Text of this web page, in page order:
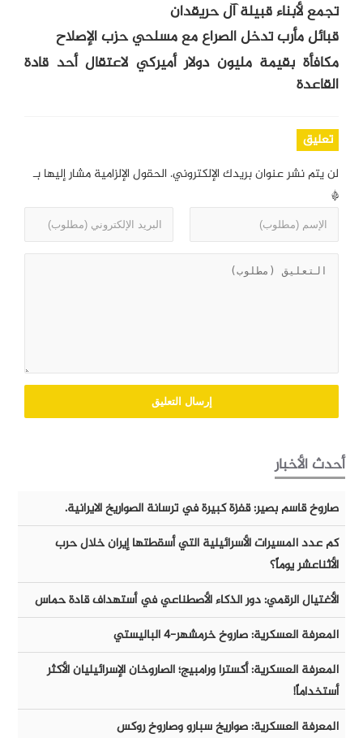
تجمع لأبناء قبيلة آل حريقدان
قبائل مأرب تدخل الصراع مع مسلحي حزب الإصلاح
مكافأة بقيمة مليون دولار أميركي لاعتقال أحد قادة
القاعدة
تعليق
لن يتم نشر عنوان بريدك الإلكتروني. الحقول الإلزامية مشار إليها بـ
*
أحدث الأخبار
صاروخ قاسم بصير: قفزة كبيرة في ترسانة الصواريخ الايرانية.
كم عدد المسيرات الأسرائيلية التي أسقطتها إيران خلال حرب
الأثناعشر يوماً؟
الأغتيال الرقمي: دور الذكاء الأصطناعي في أستهداف قادة حماس
المعرفة العسكرية: صاروخ خرمشهر-٤ الباليستي
المعرفة العسكرية: أكسترا ورامبيج؛ الصاروخان الإسرائيليان الأكثر
أستخداماً!
المعرفة العسكرية: صواريخ سبارو وصاروخ روكس